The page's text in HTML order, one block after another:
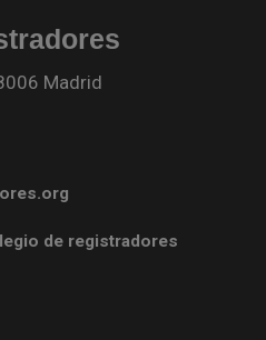
Madrid
de registradores
(abre en ventana nueva)